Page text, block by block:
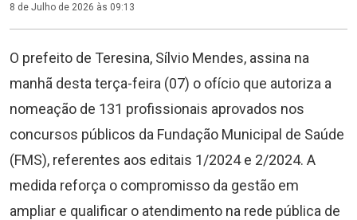
8 de Julho de 2026 às 09:13
O prefeito de Teresina, Sílvio Mendes, assina na
manhã desta terça-feira (07) o ofício que autoriza a
nomeação de 131 profissionais aprovados nos
concursos públicos da Fundação Municipal de Saúde
(FMS), referentes aos editais 1/2024 e 2/2024. A
medida reforça o compromisso da gestão em
ampliar e qualificar o atendimento na rede pública de